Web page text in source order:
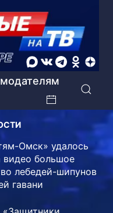
Омск» удалось
видео большое
лебедей-шипунов
гавани